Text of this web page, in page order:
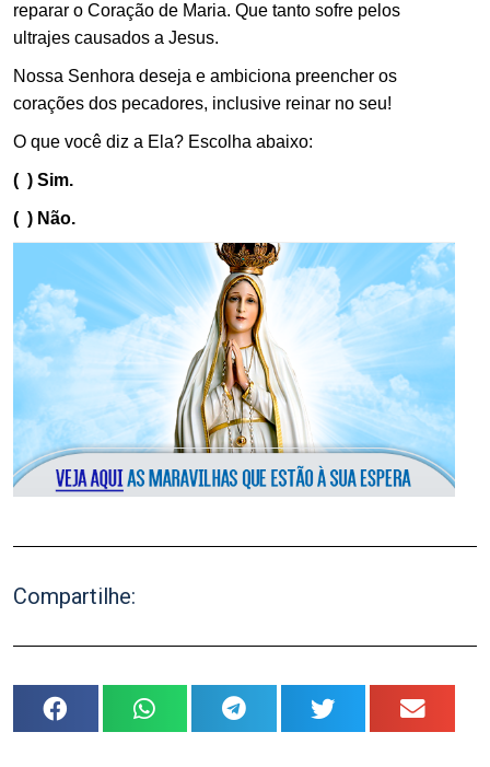
reparar o Coração de Maria. Que tanto sofre pelos
ultrajes causados a Jesus.
Nossa Senhora deseja e ambiciona preencher os
corações dos pecadores, inclusive reinar no seu!
O que você diz a Ela? Escolha abaixo:
( ) Sim.
( ) Não.
Compartilhe: